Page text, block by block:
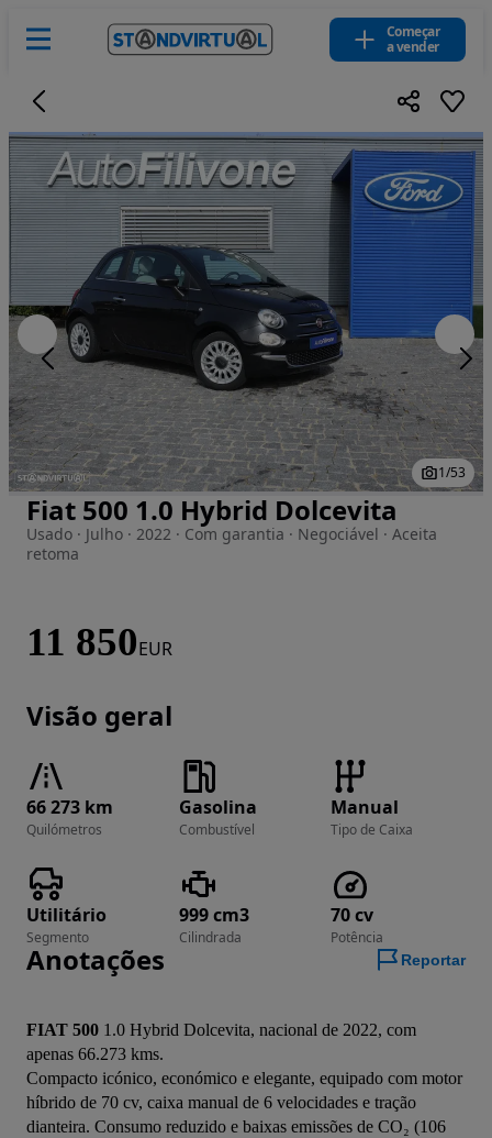
Começar
a vender
Imagem 1 de 53
1/53
Fiat 500 1.0 Hybrid Dolcevita
Usado · Julho · 2022 · Com garantia · Negociável · Aceita
retoma
11 850EUR
Visão geral
66 273 km
Quilómetros
Gasolina
Combustível
Manual
Tipo de Caixa
Utilitário
Segmento
999 cm3
Cilindrada
70 cv
Potência
Anotações Reportar
FIAT 500 1.0 Hybrid Dolcevita, nacional de 2022, com
apenas 66.273 kms.
Compacto icónico, económico e elegante, equipado com motor
híbrido de 70 cv, caixa manual de 6 velocidades e tração
dianteira. Consumo reduzido e baixas emissões de CO₂ (106